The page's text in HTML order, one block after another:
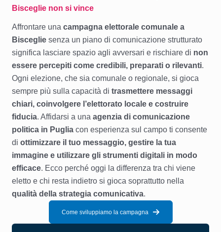
Bisceglie non si vince
Affrontare una campagna elettorale comunale a
Bisceglie senza un piano di comunicazione strutturato
significa lasciare spazio agli avversari e rischiare di non
essere percepiti come credibili, preparati o rilevanti.
Ogni elezione, che sia comunale o regionale, si gioca
sempre più sulla capacità di trasmettere messaggi
chiari, coinvolgere l’elettorato locale e costruire
fiducia. Affidarsi a una agenzia di comunicazione
politica in Puglia con esperienza sul campo ti consente
di ottimizzare il tuo messaggio, gestire la tua
immagine e utilizzare gli strumenti digitali in modo
efficace. Ecco perché oggi la differenza tra chi viene
eletto e chi resta indietro si gioca soprattutto nella
qualità della strategia comunicativa.
Come sviluppiamo la campagna